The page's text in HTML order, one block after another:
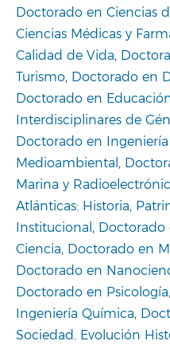
Doctorado en Ciencias
Ciencias Médicas y
Calidad de Vida,
Turismo, Doctorado en
Doctorado en
Interdisciplinares de
Doctorado en
Medioambiental,
Marina y
Atlánticas: Historia,
Institucional, Doctorado
Ciencia, Doctorado en
Doctorado en
Doctorado en Psicología,
Ingeniería Química,
Sociedad. Evolución